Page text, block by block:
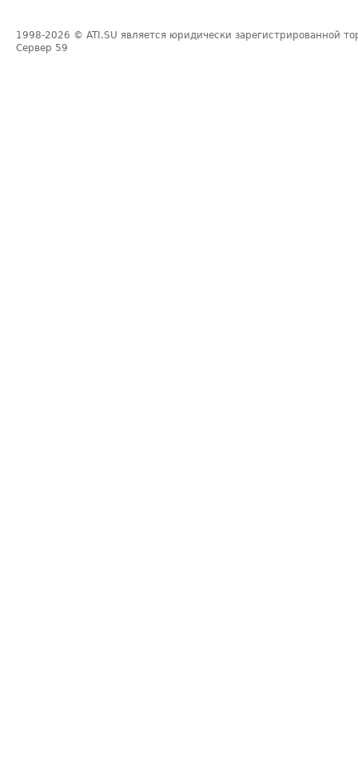
1998-2026 © ATI.SU является юридически зарегистрированной
Сервер 59